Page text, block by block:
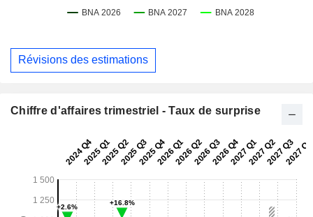
Révisions des estimations
Chiffre d'affaires trimestriel - Taux de surprise